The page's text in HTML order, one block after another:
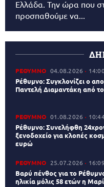
Ελλάδα. Την ώρα που
προσπαθούμε να...
ΡΕΘΥΜΝΟ 04.08.2026 14:00
Ρέθυμνο: Συγκλονίζει ο
Παντελή Διαμαντάκη από
ΡΕΘΥΜΝΟ 01.08.2026
Ρέθυμνο: Συνελήφθη
ξενοδοχείο για κλοπές
ευρώ
ΡΕΘΥΜΝΟ 25.07.2026 16:09
Βαρύ πένθος για το
ηλικία μόλις 58 ετών η